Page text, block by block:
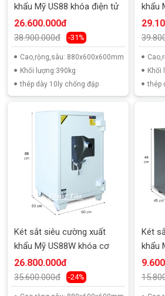
khẩu Mỹ US88 khóa điện tử
26.600.000đ
38.900.000đ -31%
Cao,rộng,sâu: 880x600x600mm
Khối lượng:390kg
thép dày 10ly chống đập
khẩu
điện
Khối
thép
Két sắt siêu cường xuất
khẩu Mỹ US88W khóa cơ
26.800.000đ
35.600.000đ -24%
Két
khẩu